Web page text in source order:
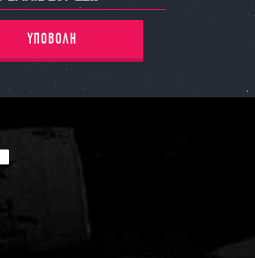
ΥΠΟΒΟΛΗ